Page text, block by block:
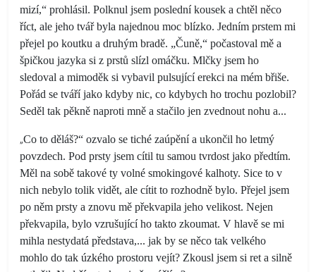
mizí,“ prohlásil. Polknul jsem poslední kousek a chtěl něco
říct, ale jeho tvář byla najednou moc blízko. Jedním prstem mi
přejel po koutku a druhým bradě. „Čuně,“ počastoval mě a
špičkou jazyka si z prstů slízl omáčku. Mlčky jsem ho
sledoval a mimoděk si vybavil pulsující erekci na mém břiše.
Pořád se tváří jako kdyby nic, co kdybych ho trochu pozlobil?
Seděl tak pěkně naproti mně a stačilo jen zvednout nohu a...
„Co to děláš?“ ozvalo se tiché zaúpění a ukončil ho letmý
povzdech. Pod prsty jsem cítil tu samou tvrdost jako předtím.
Měl na sobě takové ty volné smokingové kalhoty. Sice to v
nich nebylo tolik vidět, ale cítit to rozhodně bylo. Přejel jsem
po něm prsty a znovu mě překvapila jeho velikost. Nejen
překvapila, bylo vzrušující ho takto zkoumat. V hlavě se mi
mihla nestydatá představa,... jak by se něco tak velkého
mohlo do tak úzkého prostoru vejít? Zkousl jsem si ret a silně